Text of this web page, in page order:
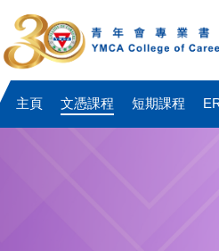
主頁 文憑課程 短期課程